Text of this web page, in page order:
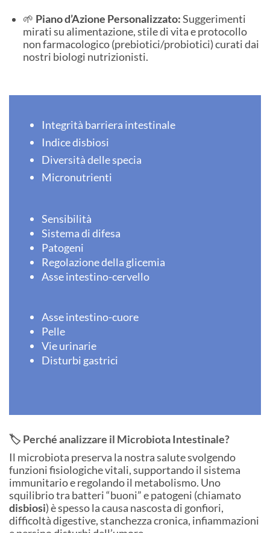
🌱 Piano d’Azione Personalizzato:Suggerimenti
mirati su alimentazione, stile di vita e protocollo
non farmacologico (prebiotici/probiotici) curati dai
nostri biologi nutrizionisti.
Integrità barriera intestinale
Indice disbiosi
Diversità delle specia
Micronutrienti
Sensibilità
Sistema di difesa
Patogeni
Regolazione della glicemia
Asse intestino-cervello
Asse intestino-cuore
Pelle
Vie urinarie
Disturbi gastrici
🏷️ Perché analizzare il Microbiota Intestinale?
Il microbiota preserva la nostra salute svolgendo
funzioni fisiologiche vitali, supportando il sistema
immunitario e regolando il metabolismo. Uno
squilibrio tra batteri “buoni” e patogeni (chiamato
disbiosi) è spesso la causa nascosta di gonfiori,
difficoltà digestive, stanchezza cronica, infiammazioni